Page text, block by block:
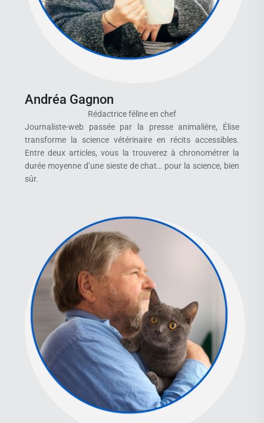
Andréa Gagnon
Rédactrice féline en chef
Journaliste-web passée par la presse animalière, Élise
transforme la science vétérinaire en récits accessibles.
Entre deux articles, vous la trouverez à chronométrer la
durée moyenne d’une sieste de chat… pour la science, bien
sûr.